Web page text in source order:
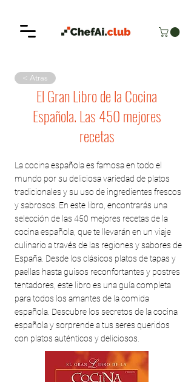
< Atras
El Gran Libro de la Cocina
Española. Las 450 mejores
recetas
La cocina española es famosa en todo el
mundo por su deliciosa variedad de platos
tradicionales y su uso de ingredientes frescos
y sabrosos. En este libro, encontrarás una
selección de las 450 mejores recetas de la
cocina española, que te llevarán en un viaje
culinario a través de las regiones y sabores de
España. Desde los clásicos platos de tapas y
paellas hasta guisos reconfortantes y postres
tentadores, este libro es una guía completa
para todos los amantes de la comida
española. Descubre los secretos de la cocina
española y sorprende a tus seres queridos
con platos auténticos y deliciosos.